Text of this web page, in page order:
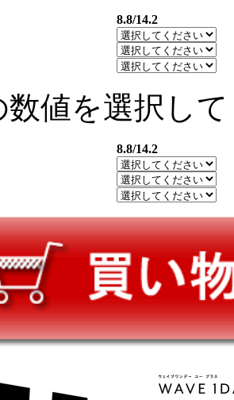
8.8/14.2
数値を選択し
8.8/14.2